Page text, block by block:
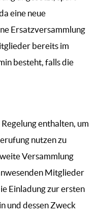
eine neue
Ersatzversammlung
bereits im
besteht, falls die
enthalten, um
nutzen zu
Versammlung
Mitglieder
Einladung zur ersten
und dessen Zweck